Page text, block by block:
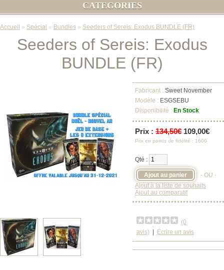
CATEGORIES
Accueil » Spécial » Bundles » Seeders of Sereis: Exodus BUNDLE (FR)
Seeders of Sereis: Exodus
BUNDLE (FR)
Fabricant : Sweet November
Modèle : ESGSEBU
Disponibilité : En Stock
Prix : 134,50€ 109,00€
Prix en points de fidélité : 1600
Qté :
- OU -
Ajout à la liste de souhaits
Ajout au comparatif
(0
avis)
Écrire un avis